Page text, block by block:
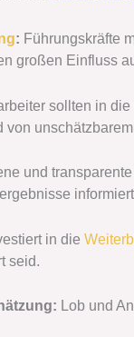
: Führungskräfte
großen Einfluss
sollten in
von
und
in die
seid.
Lob und